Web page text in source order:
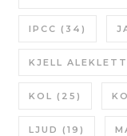
IPCC (34)
KJELL ALEKLETT
KOL (25)
LJUD (19)